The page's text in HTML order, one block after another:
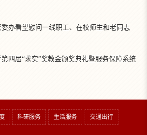
办看望慰问一线职工、在校师生和老同志
四届“求实”奖教金颁奖典礼暨服务保障系统
科研服务 生活服务 交通出行